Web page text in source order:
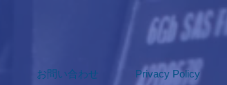
お問い合わせ Privacy Policy